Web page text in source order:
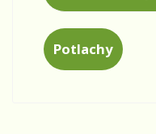
Potlachy